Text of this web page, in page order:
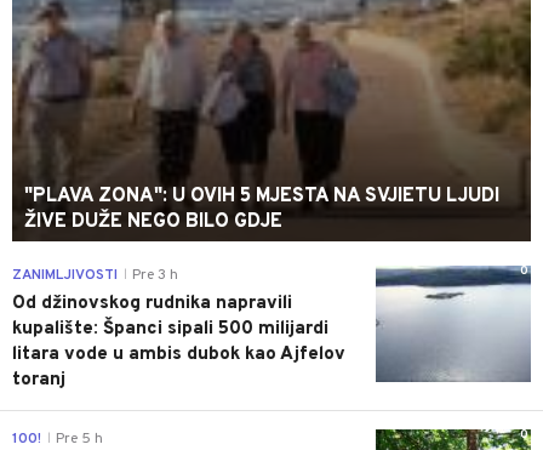
"PLAVA ZONA": U OVIH 5 MJESTA NA SVJIETU LJUDI
ŽIVE DUŽE NEGO BILO GDJE
0
ZANIMLJIVOSTI Pre 3 h
Od džinovskog rudnika napravili
kupalište: Španci sipali 500 milijardi
litara vode u ambis dubok kao Ajfelov
toranj
0
100! Pre 5 h